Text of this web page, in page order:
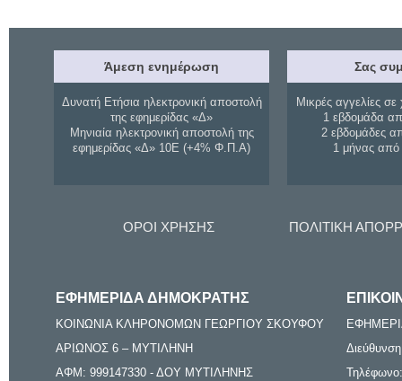
Άμεση ενημέρωση
Δυνατή Ετήσια ηλεκτρονική αποστολή
της εφημερίδας «Δ»
Μηνιαία ηλεκτρονική αποστολή της
εφημερίδας «Δ» 10Ε (+4% Φ.Π.Α)
Σας
Μικρές αγγελίες σε
1 εβδομάδα
2 εβδομάδες
1 μήνας
ΟΡΟΙ ΧΡΗΣΗΣ ΠΟΛΙΤΙΚΗ
ΕΦΗΜΕΡΙΔΑ ΔΗΜΟΚΡΑΤΗΣ
ΚΟΙΝΩΝΙΑ ΚΛΗΡΟΝΟΜΩΝ ΓΕΩΡΓΙΟΥ ΣΚΟΥΦΟΥ
ΑΡΙΩΝΟΣ 6 – ΜΥΤΙΛΗΝΗ
ΑΦΜ: 999147330 - ΔΟΥ ΜΥΤΙΛΗΝΗΣ